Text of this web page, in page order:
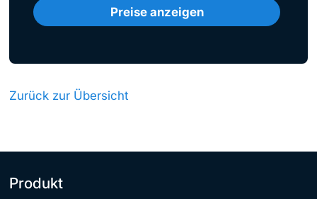
Preise anzeigen
Zurück zur Übersicht
Produkt